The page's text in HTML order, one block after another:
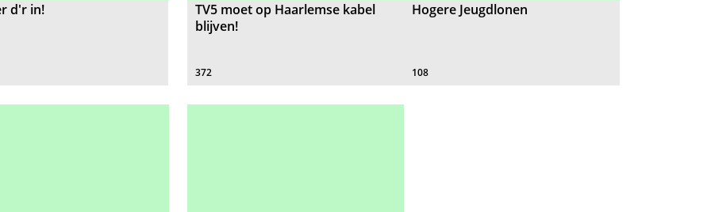
d'r in!
TV5 moet op Haarlemse kabel
blijven!
372
Hogere Jeugdlonen
108